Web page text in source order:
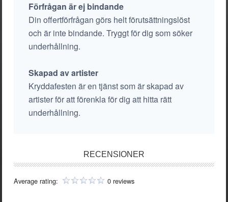
Förfrågan är ej bindande
Din offertförfrågan görs helt förutsättningslöst
och är inte bindande. Tryggt för dig som söker
underhållning.
Skapad av artister
Kryddafesten är en tjänst som är skapad av
artister för att förenkla för dig att hitta rätt
underhållning.
RECENSIONER
Average rating: 0 reviews